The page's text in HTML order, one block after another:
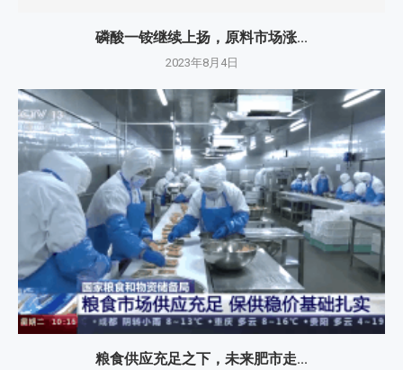
磷酸一铵继续上扬，原料市场涨...
2023年8月4日
粮食供应充足之下，未来肥市走...